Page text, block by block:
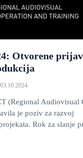
Otvorene
03.10.2024.
(Regional Audiovisual
je poziv za razvoj
Rok za slanje